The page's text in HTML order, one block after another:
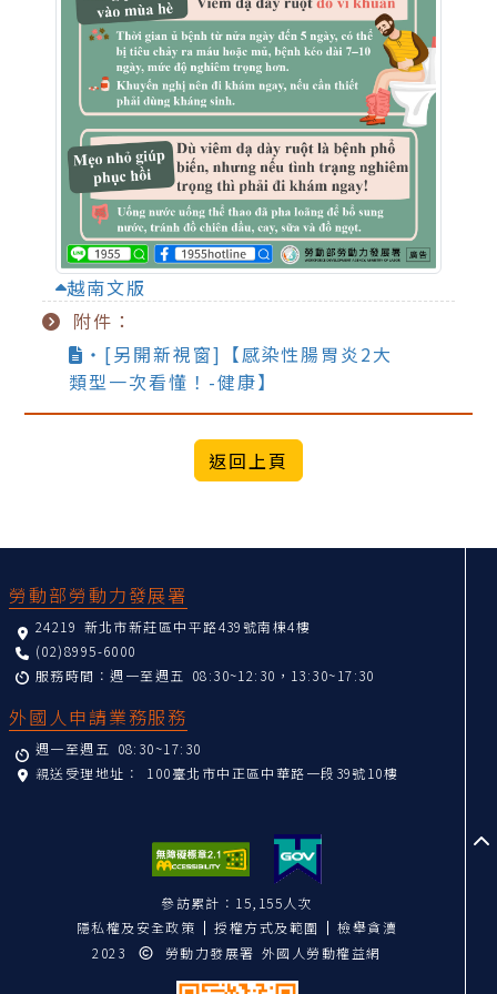
越南文版
附件：
‧[另開新視窗]【感染性腸胃炎2大
類型一次看懂！-健康】
勞動部勞動力發展署
24219 新北市新莊區中平路439號南棟4樓
(02)8995-6000
服務時間：週一至週五 08:30~12:30，13:30~17:30
外國人申請業務服務
週一至週五 08:30~17:30
親送受理地址： 100臺北市中正區中華路一段39號10樓
參訪累計：15,155人次
隱私權及安全政策
授權方式及範圍
檢舉貪瀆
2023
勞動力發展署 外國人勞動權益網
至